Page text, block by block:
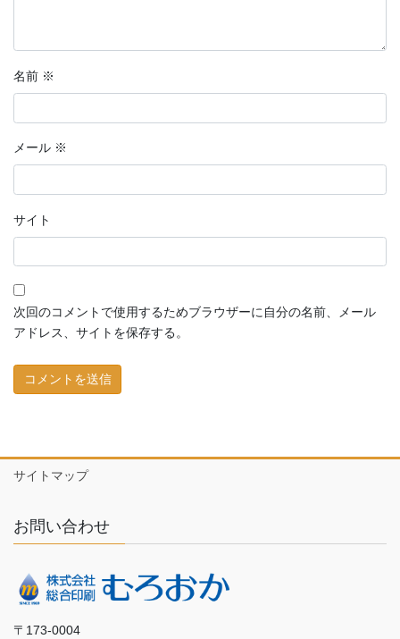
名前 ※
メール ※
サイト
次回のコメントで使用するためブラウザーに自分の名前、メール
アドレス、サイトを保存する。
サイトマップ
お問い合わせ
〒173-0004